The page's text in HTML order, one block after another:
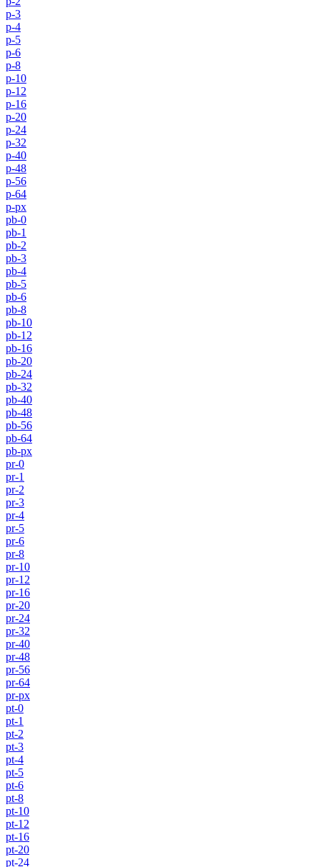
p-3
p-4
p-5
p-6
p-8
p-10
p-12
p-16
p-20
p-24
p-32
p-40
p-48
p-56
p-64
p-px
pb-0
pb-1
pb-2
pb-3
pb-4
pb-5
pb-6
pb-8
pb-10
pb-12
pb-16
pb-20
pb-24
pb-32
pb-40
pb-48
pb-56
pb-64
pb-px
pr-0
pr-1
pr-2
pr-3
pr-4
pr-5
pr-6
pr-8
pr-10
pr-12
pr-16
pr-20
pr-24
pr-32
pr-40
pr-48
pr-56
pr-64
pr-px
pt-0
pt-1
pt-2
pt-3
pt-4
pt-5
pt-6
pt-8
pt-10
pt-12
pt-16
pt-20
pt-24